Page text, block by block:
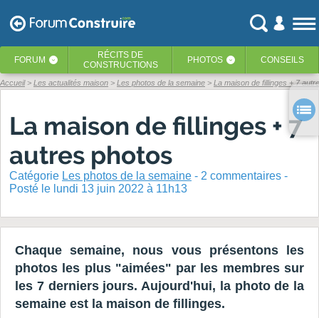
FORUM ‹ RÉCITS DE
CONSTRUCTIONS
PHOTOS ‹ CONSEILS
Accueil Les actualités maison Les photos de la semaine La maison de fillinges + 7
La maison de fillinges + 7
autres photos
Catégorie Les photos de la semaine - 2 commentaires -
Posté le lundi 13 juin 2022 à 11h13
Chaque semaine, nous vous présentons les
photos les plus "aimées" par les membres sur
les 7 derniers jours. Aujourd'hui, la photo de la
semaine est la maison de fillinges.